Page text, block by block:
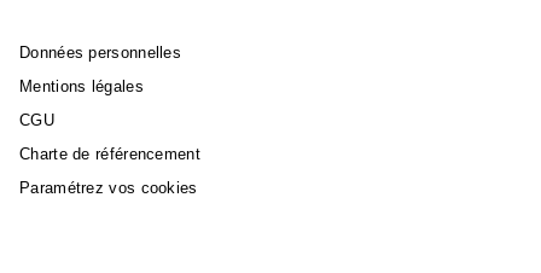
Données personnelles
Mentions légales
CGU
Charte de référencement
Paramétrez vos cookies